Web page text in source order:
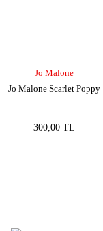
Jo Malone
Jo Malone Scarlet Poppy
300,00 TL